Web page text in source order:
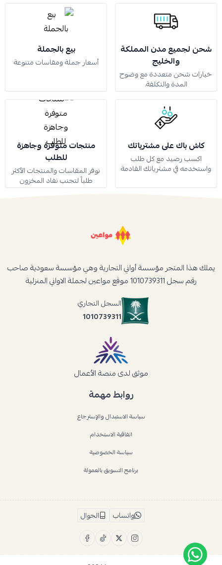
شحن لجميع مدن المملكة
والخليج
خيارات شحن متعددة مع وضوح
المدة والتكلفة.
بيع بالجملة
أسعار جملة ومقاسات متنوعة
كاش باك على مشترياتك
اكسب رصيد مع كل طلب
واستخدمه في مشترياتك القادمة
منتجات متوفرة وجاهزة
للطلب
نوفر المقاسات والمنتجات الأكثر
طلباً لتجنب نفاد المخزون
روابط مهمة
سياسة الاستبدال والإسترجاع
اتفاقية الاستخدام
سياسة الخصوصية
برنامج التسويق بالعمولة
يملك هذا المتجر مؤسسة أواني التجارية وهي مؤسسة سعودية صاحب
رقم سجل 1010739311 موقع مواعين لجملة الاواني المنزلية
السجل التجاري
1010739311
موثق لدى منصة الأعمال
واتساب الجوال